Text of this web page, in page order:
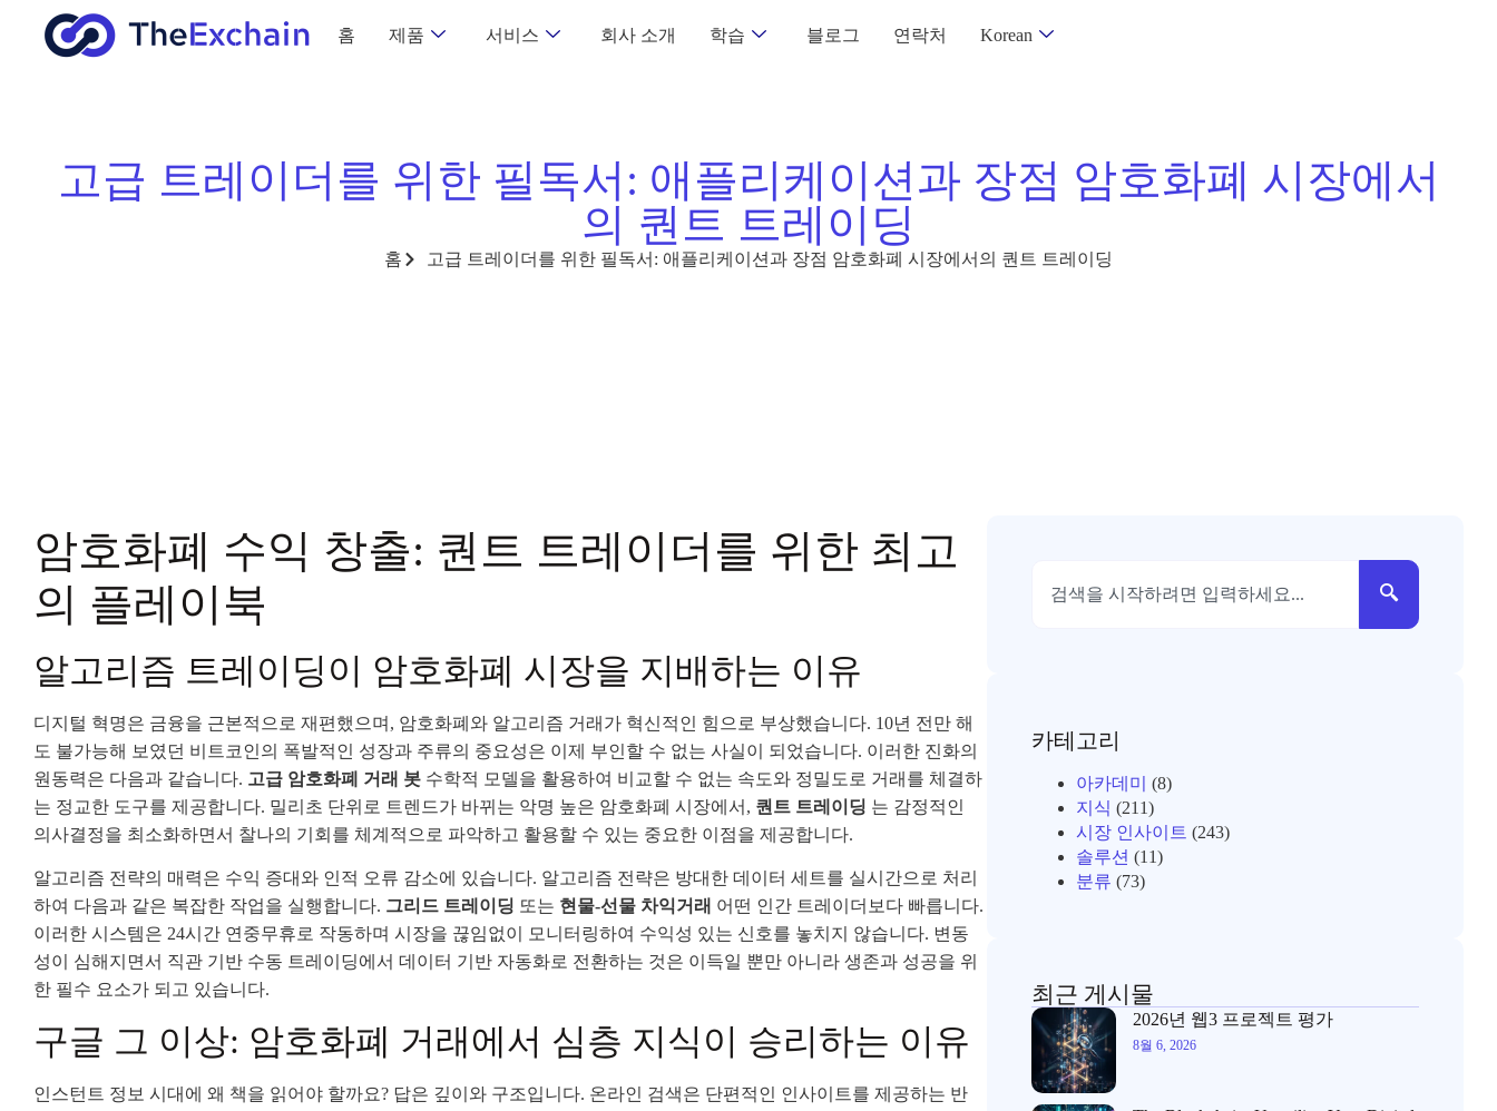
홈 제품 서비스 회사 소개 학습 블로그 연락처 Korean
고급 트레이더를 위한 필독서: 애플리케이션과 장점 암호화폐 시장에서
의 퀀트 트레이딩
홈 고급 트레이더를 위한 필독서: 애플리케이션과 장점 암호화폐 시장에서의 퀀트 트레이딩
암호화폐 수익 창출: 퀀트 트레이더를 위한 최고
의 플레이북
알고리즘 트레이딩이 암호화폐 시장을 지배하는 이유
디지털 혁명은 금융을 근본적으로 재편했으며, 암호화폐와 알고리즘 거래가 혁신적인 힘으로 부상했습니다. 10년 전만 해
도 불가능해 보였던 비트코인의 폭발적인 성장과 주류의 중요성은 이제 부인할 수 없는 사실이 되었습니다. 이러한 진화의
원동력은 다음과 같습니다. 고급 암호화폐 거래 봇 수학적 모델을 활용하여 비교할 수 없는 속도와 정밀도로 거래를 체결하
는 정교한 도구를 제공합니다. 밀리초 단위로 트렌드가 바뀌는 악명 높은 암호화폐 시장에서, 퀀트 트레이딩 는 감정적인
의사결정을 최소화하면서 찰나의 기회를 체계적으로 파악하고 활용할 수 있는 중요한 이점을 제공합니다.
알고리즘 전략의 매력은 수익 증대와 인적 오류 감소에 있습니다. 알고리즘 전략은 방대한 데이터 세트를 실시간으로 처리
하여 다음과 같은 복잡한 작업을 실행합니다. 그리드 트레이딩 또는 현물-선물 차익거래 어떤 인간 트레이더보다 빠릅니다.
이러한 시스템은 24시간 연중무휴로 작동하며 시장을 끊임없이 모니터링하여 수익성 있는 신호를 놓치지 않습니다. 변동
성이 심해지면서 직관 기반 수동 트레이딩에서 데이터 기반 자동화로 전환하는 것은 이득일 뿐만 아니라 생존과 성공을 위
한 필수 요소가 되고 있습니다.
구글 그 이상: 암호화폐 거래에서 심층 지식이 승리하는 이유
인스턴트 정보 시대에 왜 책을 읽어야 할까요? 답은 깊이와 구조입니다. 온라인 검색은 단편적인 인사이트를 제공하는 반
카테고리
아카데미
(8)
지식 (211)
시장 인사이트 (243)
솔루션 (11)
분류 (73)
최근 게시물
2026년 웹3 프로젝트 평가
8월 6, 2026